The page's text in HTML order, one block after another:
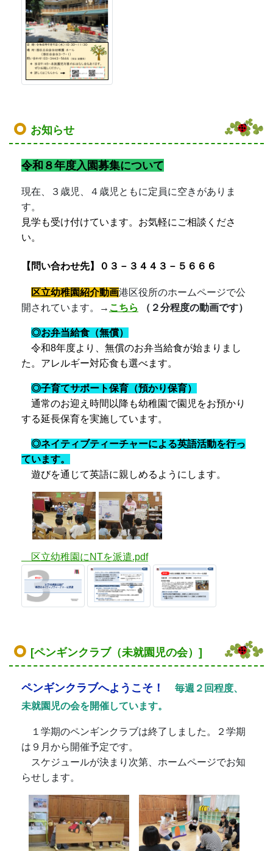
お知らせ
令和８年度入園募集について
現在、３歳児、４歳児ともに定員に空きがありま
す。
見学も受け付けています。 お気軽にご相談くださ
い。
【問い合わせ先】０３－３４４３－５６６６
区立幼稚園紹介動画港区役所のホームページで公
開されています。
→ こちら （２分程度の動画です）
◎お弁当給食（無償）
令和8年度より、無償のお弁当給食が始まりまし
た。アレルギー対応食も選べます。
◎子育てサポート保育（預かり保育）
通常のお迎え時間以降も幼稚園で園児をお預かり
する延長保育を実施しています。
◎ネイティブティーチャーによる英語活動を行っ
ています。
遊びを通じて英語に親しめるようにします。
区立幼稚園にNTを派遣.pdf
[ペンギンクラブ（未就園児の会）]
ペンギンクラブへようこそ！
毎週２回程度、
未就園児の会を開催しています。
１学期のペンギンクラブは終了しました。２学期
は９月から開催予定です。
スケジュールが決まり次第、ホームページでお知
らせします。